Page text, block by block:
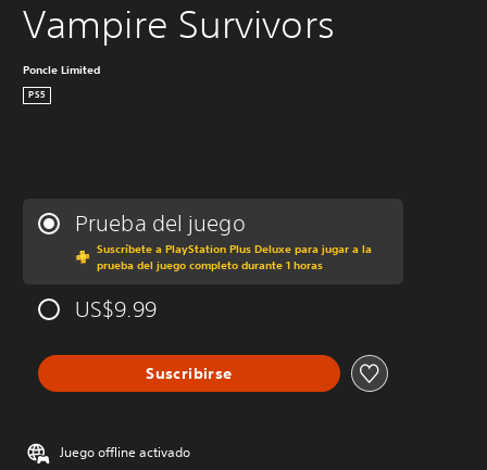
Vampire Survivors
Poncle Limited
PS5
Prueba del juego
Suscríbete a PlayStation Plus Deluxe para jugar a la
prueba del juego completo durante 1 horas
US$9.99
Suscribirse
Juego offline activado